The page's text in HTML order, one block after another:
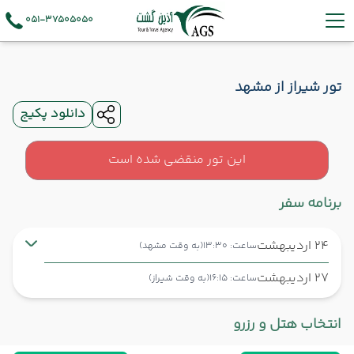
051-37505050
تور شیراز از مشهد
دانلود پکیج
این تور منقضی شده است
برنامه سفر
24 اردیبهشت ساعت: 13:30 (به وقت مشهد)
27 اردیبهشت ساعت: 16:15 (به وقت شیراز)
شروع سفر مشهد ,
انتخاب هتل و رزرو